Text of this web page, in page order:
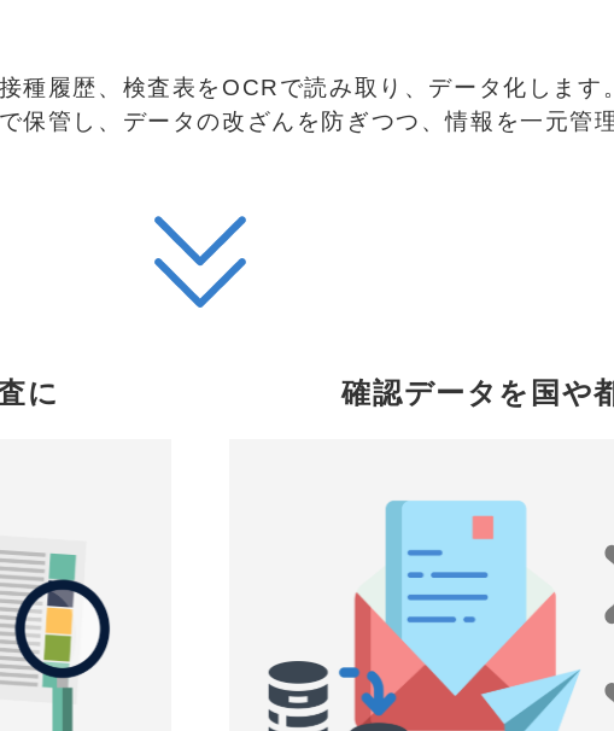
種履歴、検査表をOCRで読み取り、データ化します。
保管し、データの改ざんを防ぎつつ、情報を一元管
に 確認データを国や